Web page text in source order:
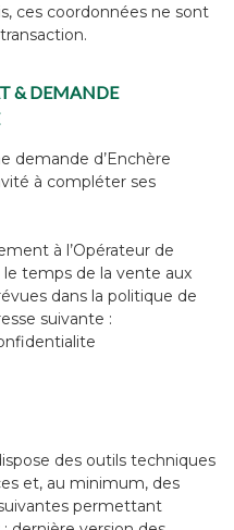
ces coordonnées ne sont
& DEMANDE
demande d’Enchère
à compléter ses
à l’Opérateur de
temps de la vente aux
dans la politique de
suivante :
des outils techniques
et, au minimum, des
permettant